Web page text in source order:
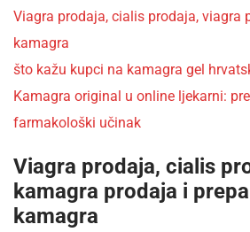
Viagra prodaja, cialis prodaja, viagra
kamagra
što kažu kupci na kamagra gel
Kamagra original u online ljekarni:
farmakološki učinak
Viagra prodaja, cialis
kamagra prodaja i
kamagra